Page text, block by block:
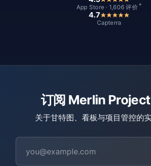
App Store · 1,606 评价 *
4.7
Capterra
订阅 Merlin
关于甘特图、看板与项目管控的实